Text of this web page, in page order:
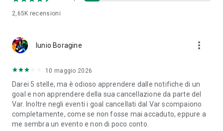
2,65K recensioni
Iunio Boragine more_vert
10 maggio 2026
Darei 5 stelle, ma è odioso apprendere dalle notifiche di un
goal e non apprendere della sua cancellazione da parte del
Var. Inoltre negli eventi i goal cancellati dal Var scompaiono
completamente, come se non fosse mai accaduto, eppure a
me sembra un evento e non di poco conto.